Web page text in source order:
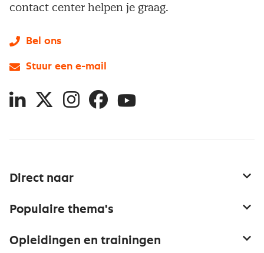
Direct naar
Netwerk en communities
Populaire thema's
Opleidingen en trainingen
contact center helpen je graag.
Bel ons
Stuur een e-mail
LinkedIn
X InstagramFacebookYouTube